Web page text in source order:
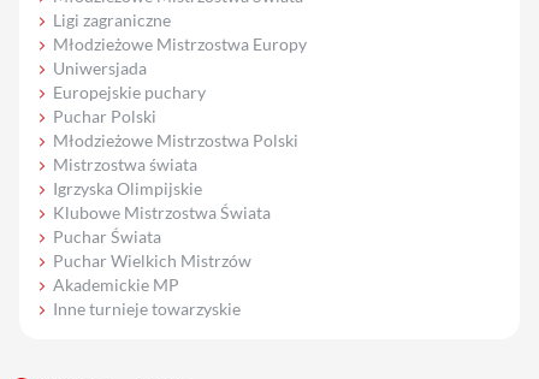
Ligi zagraniczne
Młodzieżowe Mistrzostwa Europy
Uniwersjada
Europejskie puchary
Puchar Polski
Młodzieżowe Mistrzostwa Polski
Mistrzostwa świata
Igrzyska Olimpijskie
Klubowe Mistrzostwa Świata
Puchar Świata
Puchar Wielkich Mistrzów
Akademickie MP
Inne turnieje towarzyskie